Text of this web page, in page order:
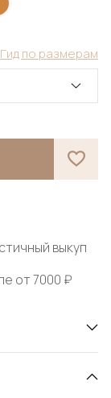
Гид по размерам
выкуп
от 7000 ₽